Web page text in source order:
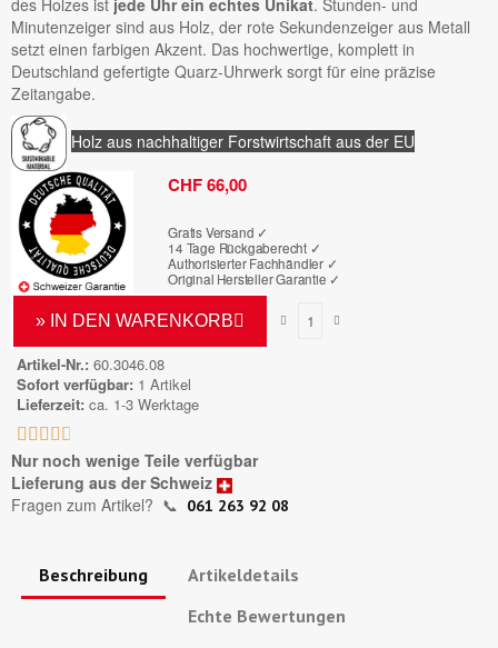
des Holzes ist jede Uhr ein echtes Unikat. Stunden- und
Minutenzeiger sind aus Holz, der rote Sekundenzeiger aus Metall
setzt einen farbigen Akzent. Das hochwertige, komplett in
Deutschland gefertigte Quarz-Uhrwerk sorgt für eine präzise
Zeitangabe.
Holz aus nachhaltiger Forstwirtschaft aus der EU
CHF 66,00
Gratis Versand ✓
14 Tage Rückgaberecht ✓
Authorisierter Fachhändler ✓
Original Hersteller Garantie ✓
» IN DEN WARENKORB
Artikel-Nr. 60.3046.08
Sofort verfügbar 1 Artikel
Lieferzeit ca. 1-3 Werktage
    
Nur noch wenige Teile verfügbar
Lieferung aus der Schweiz
Fragen zum Artikel? 📞 061 263 92 08
Beschreibung
Artikeldetails
Echte Bewertungen